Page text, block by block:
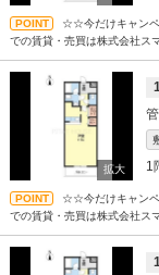
☆☆今だけキャン
での賃貸・売買は株式会社ス
(^^)/☆
1
☆☆今だけキャン
での賃貸・売買は株式会社ス
(^^)/☆